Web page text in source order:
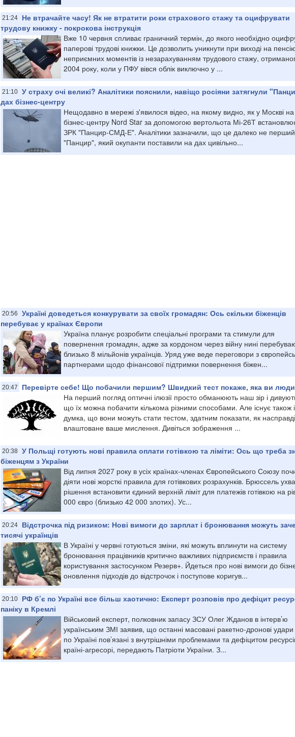
21:24
Не втрачайте часу! Як не втратити роки страхового стажу та оцифрувати
трудову книжку - покрокова інструкція
Вже 10 червня спливає граничний термін, до якого необхідно
паперові трудові книжки. Це дозволить уникнути при виході на
неприємних моментів із незарахуванням трудового стажу,
2004 року, коли у ПФУ вівся облік виключно у ...
21:10 У страху очі великі? Аналітики пояснили, навіщо росіяни затягнули
дах бізнес-центру
Нещодавно в мережі з'явилося відео, на якому видно, як у Москві
бізнес-центру Nord Star за допомогою вертольота Мі-26Т
ЗРК "Панцир-СМД-Е". Аналітики зазначили, що це далеко не перший
"Панцир", який окупанти поставили на дах цивільно...
20:56
Україні доведеться конкурувати за своїх громадян: Ось скільки біженців
перебуває у країнах Європи
Україна планує розробити спеціальні програми та стимули для
повернення громадян, адже за кордоном через війну нині
близько 8 мільйонів українців. Уряд уже веде переговори з
партнерами щодо фінансової підтримки повернення біжен...
20:47
Перевірте себе! Що побачили першим? Швидкий тест покаже, яка ви
На перший погляд оптичні ілюзії просто обманюють наш зір і
що їх можна побачити кількома різними способами. Але існує також і
думка, що вони можуть стати тестом, здатним показати, як насправді
влаштоване ваше мислення. Дивіться зображення ...
20:38 У Польщі готують нові правила оплати готівкою та ліміти: Ось що треба
біженцям з України
Від липня 2027 року в усіх країнах-членах Європейського Союзу
діяти нові жорсткі правила для готівкових розрахунків. Брюссель
рішення встановити єдиний верхній ліміт для платежів готівкою на
000 євро (близько 42 000 злотих). Ус...
20:24
Відстрочка під ризиком: Нові вимоги до зарплат і бронювання можуть
тисячі українців
В Україні у червні готуються зміни, які можуть вплинути на систему
бронювання працівників критично важливих підприємств і правила
користування застосунком Резерв+. Йдеться про нові вимоги до
оновлення підходів до відстрочок і поступове коригув...
20:10
РФ б’є по Україні все більш хаотично: Експерт розповів про дефіцит
паніку в Кремлі
Військовий експерт, полковник запасу ЗСУ Олег Жданов в інтерв’ю
українським ЗМІ заявив, що останні масовані ракетно-дронові удари
по Україні пов’язані з внутрішніми проблемами та дефіцитом
країні-агресорі, передають Патріоти України. З...